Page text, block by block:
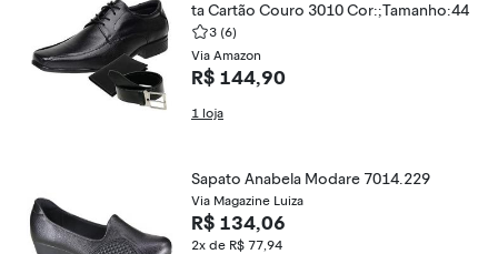
ta Cartão Couro 3010 Cor:;Tamanho:44
3 (6)
Via Amazon
R$ 144,90
1 loja
Sapato Anabela Modare 7014.229
Via Magazine Luiza
R$ 134,06
2x de R$ 77,94